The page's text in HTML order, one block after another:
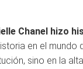
Chanel hizo
en el mundo
sino en la